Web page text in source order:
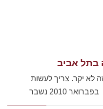
בתל אביב
דולר למ"ר זה לא יקר. צריך לעשות
2010 נשבר